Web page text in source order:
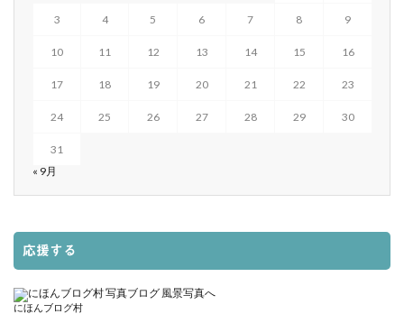
3 4 5 6 7 8 9
10 11 12 13 14 15 16
17 18 19 20 21 22 23
24 25 26 27 28 29 30
31
« 9月
応援する
にほんブログ村